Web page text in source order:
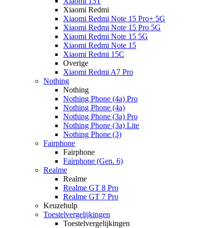
Xiaomi Redmi
Xiaomi Redmi Note 15 Pro+ 5G
Xiaomi Redmi Note 15 Pro 5G
Xiaomi Redmi Note 15 5G
Xiaomi Redmi Note 15
Xiaomi Redmi 15C
Overige
Xiaomi Redmi A7 Pro
Nothing
Nothing
Nothing Phone (4a) Pro
Nothing Phone (4a)
Nothing Phone (3a) Pro
Nothing Phone (3a) Lite
Nothing Phone (3)
Fairphone
Fairphone
Fairphone (Gen. 6)
Realme
Realme
Realme GT 8 Pro
Realme GT 7 Pro
Keuzehulp
Toestelvergelijkingen
Toestelvergelijkingen